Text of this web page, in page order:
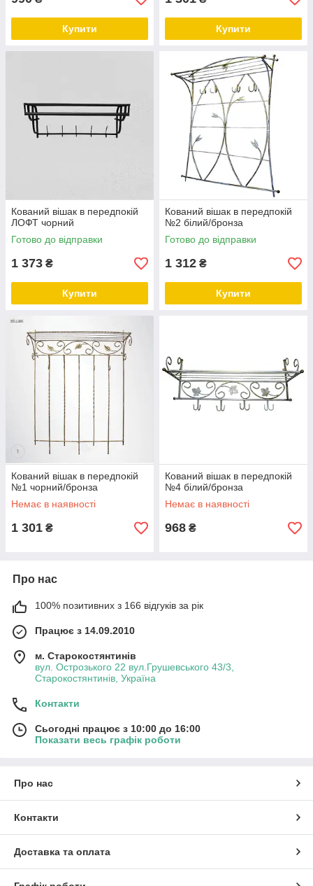
Купити Купити
Кований вішак в передпокій
ЛОФТ чорний
Готово до відправки
1 373 ₴
Купити
Кований вішак в передпокій
№2 білий/бронза
Готово до відправки
1 312 ₴
Купити
Кований вішак в передпокій
№1 чорний/бронза
Немає в наявності
1 301 ₴
Кований вішак в передпокій
№4 білий/бронза
Немає в наявності
968 ₴
Про нас
100% позитивних з 166 відгуків за рік
Працює з 14.09.2010
м. Старокостянтинів
вул. Острозького 22 вул.Грушевського 43/3,
Старокостянтинів, Україна
Контакти
Сьогодні працює з 10:00 до 16:00
Показати весь графік роботи
Про нас
Контакти
Доставка та оплата